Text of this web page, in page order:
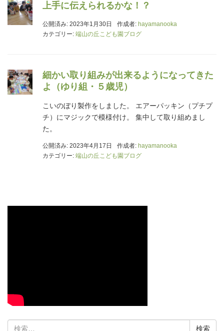
上手に伝えられるかな！？
公開済み: 2023年1月30日 作成者: hayamanooka
カテゴリー: 端山の丘こども園ブログ
細かい取り組みが出来るようになってきた
よ（ゆり組・５歳児）
こいのぼり製作をしました。 エアーパッキン（プチプ
チ）にマジックで模様付け。 集中して取り組めまし
た。
公開済み: 2023年4月17日 作成者: hayamanooka
カテゴリー: 端山の丘こども園ブログ